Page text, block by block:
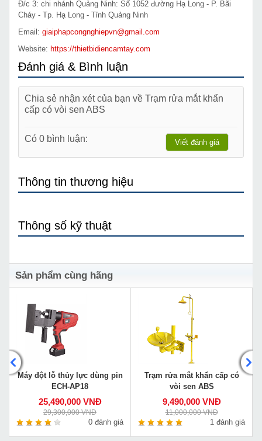
Đ/c 3: chi nhánh Quảng Ninh: Số 1052 đường Hạ Long - P. Bãi
Cháy - Tp. Hạ Long - Tỉnh Quảng Ninh
Email: giaiphapcongnghiepvn@gmail.com
Website: https://thietbidiencamtay.com
Đánh giá & Bình luận
Chia sẻ nhận xét của bạn về Trạm rửa mắt khẩn
cấp có vòi sen ABS
Có 0 bình luận: Viết đánh giá
Thông tin thương hiệu
Thông số kỹ thuật
Sản phẩm cùng hãng
Máy đột lỗ thủy lực dùng pin
ECH-AP18
25,490,000 VNĐ
29,300,000 VNĐ
0 đánh giá
Trạm rửa mắt khẩn cấp có
vòi sen ABS
9,490,000 VNĐ
11,000,000 VNĐ
1 đánh giá